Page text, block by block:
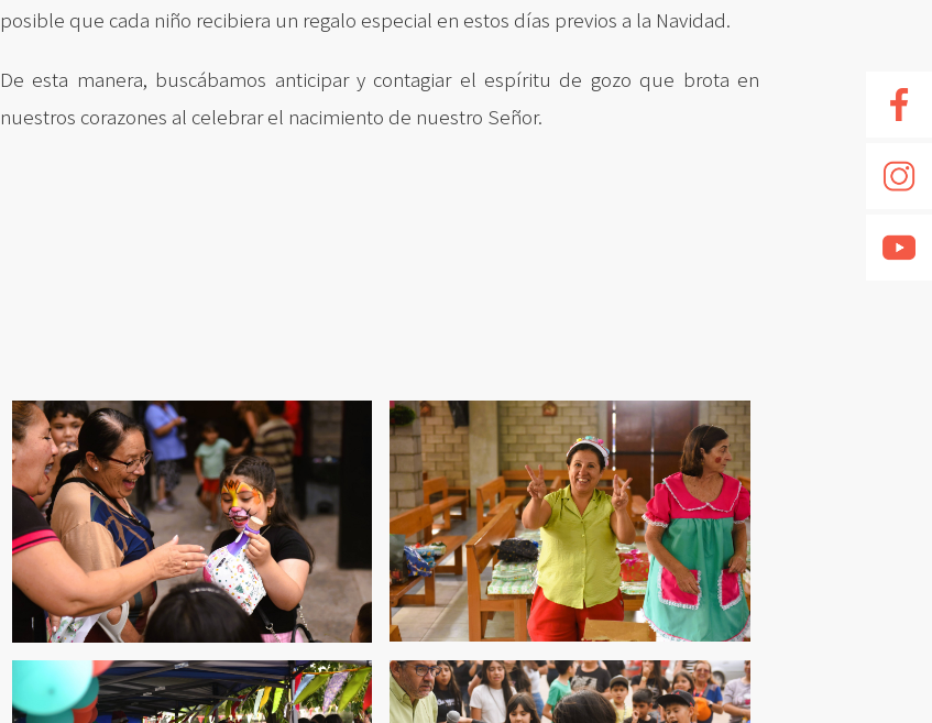
posible que cada niño recibiera un regalo especial en estos días previos a la Navidad.
De esta manera, buscábamos anticipar y contagiar el espíritu de gozo que brota en
nuestros corazones al celebrar el nacimiento de nuestro Señor.